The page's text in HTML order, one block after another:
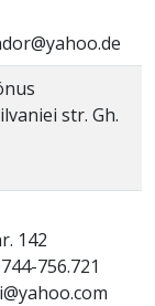
str. Gh.
142
756.721